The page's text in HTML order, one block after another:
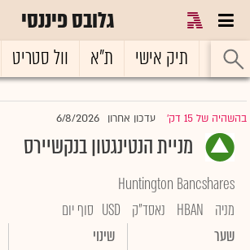
גלובס פיננסי
ראשי תיק אישי ת"א וול סטריט
בהשהיה של 15 דק' |עדכון אחרון 6/8/2026
מניית הנטינגטון בנקשיירס
Huntington Bancshares
מניה
HBAN נאסד"ק USD סוף יום
שער
שינוי